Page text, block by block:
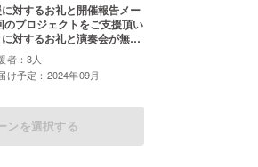
対するお礼と開催報告メー
対するお礼と演奏会が無事
きたことのご報告メールを、
クト終了後、皆様にお送り
ただきます。 お送りする
者：3人
け予定：2024年09月
ンを選択する